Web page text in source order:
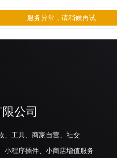
公司
、工具、商家自营、社交
小程序插件、小商店增值服务
服务异常，请稍候再试